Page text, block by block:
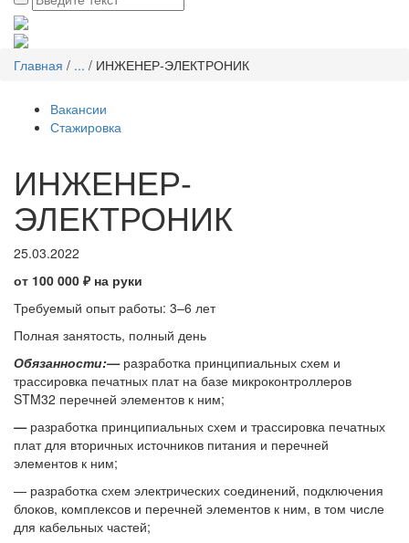
Главная / ... / ИНЖЕНЕР-ЭЛЕКТРОНИК
Вакансии
Стажировка
ИНЖЕНЕР-
ЭЛЕКТРОНИК
25.03.2022
от 100 000 ₽на руки
Требуемый опыт работы: 3–6 лет
Полная занятость, полный день
Обязанности:— разработка принципиальных схем и
трассировка печатных плат на базе микроконтроллеров
STM32 перечней элементов к ним;
— разработка принципиальных схем и трассировка печатных
плат для вторичных источников питания и перечней
элементов к ним;
— разработка схем электрических соединений, подключения
блоков, комплексов и перечней элементов к ним, в том числе
для кабельных частей;